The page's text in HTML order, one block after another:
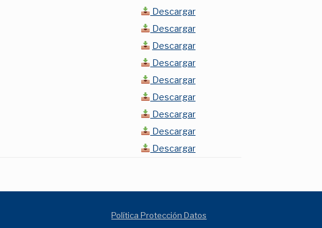
Descargar
Descargar
Descargar
Descargar
Descargar
Descargar
Descargar
Descargar
Descargar
Política Protección Datos